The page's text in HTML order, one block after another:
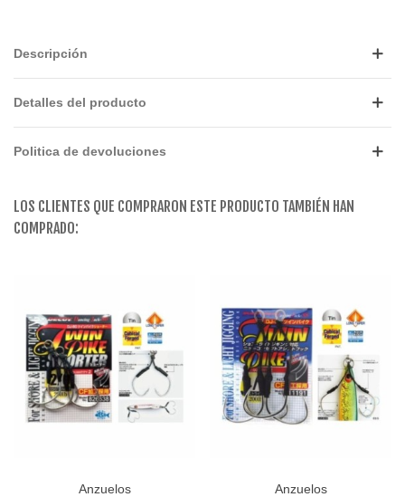
Descripción
Detalles del producto
Politica de devoluciones
LOS CLIENTES QUE COMPRARON ESTE PRODUCTO TAMBIÉN HAN
COMPRADO:
Anzuelos
Anzuelos